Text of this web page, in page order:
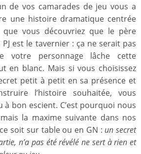
de vos camarades de jeu vous a
une histoire dramatique centrée
vous découvriez que le père
est le tavernier : ça ne serait pas
votre personnage lâche cette
en blanc. Mais si vous choisissez
petit à petit en sa présence et
l’histoire souhaitée, vous
à bon escient. C’est pourquoi nous
la maxime suivante dans nos
soit sur table ou en GN : un secret
n’a pas été révélé ne sert à rien et